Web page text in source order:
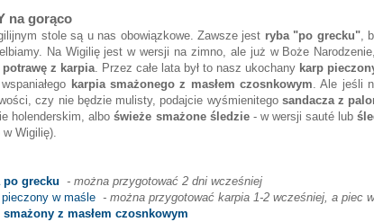
na gorąco
stole są u nas obowiązkowe. Zawsze jest ryba "po grecku",
Na Wigilię jest w wersji na zimno, ale już w Boże
potrawę z karpia. Przez całe lata był to nasz ukochany karp
karpia smażonego z masłem czosnkowym. Ale jeśli
czy nie będzie mulisty, podajcie wyśmienitego sandacza z
holenderskim, alboświeże smażone śledzie- w wersji sauté lub
w Wigilię).
po grecku - można przygotować 2 dni wcześniej
pieczony w maśle - można przygotować karpia 1-2 wcześniej, a piec
smażony z masłem czosnkowym